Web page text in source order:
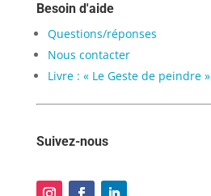
Besoin d'aide
Questions/réponses
Nous contacter
Livre : « Le Geste de peindre »
Suivez-nous